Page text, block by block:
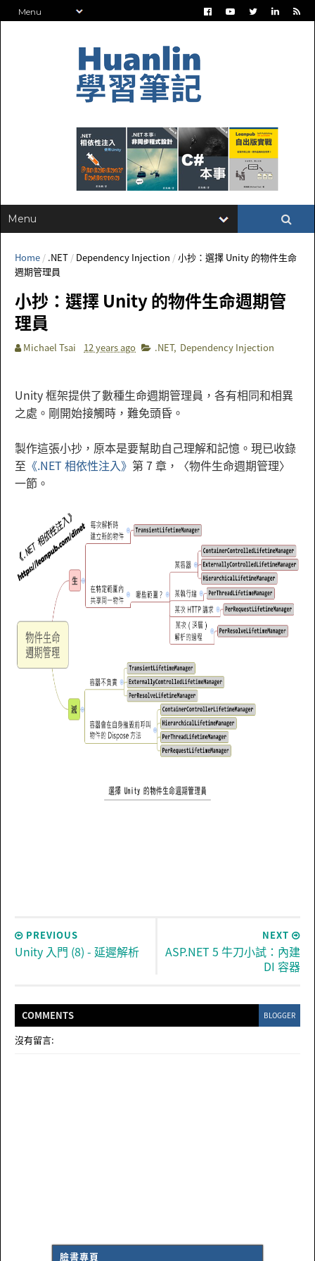
Home / .NET / Dependency Injection /小抄：選擇 Unity 的物件生命
週期管理員
小抄：選擇 Unity 的物件生命週期管
理員
Michael Tsai 12 years ago .NET, Dependency Injection
Unity 框架提供了數種生命週期管理員，各有相同和相異
之處。剛開始接觸時，難免頭昏。
製作這張小抄，原本是要幫助自己理解和記憶。現已收錄
至 《.NET 相依性注入》 第 7 章，〈物件生命週期管理〉
一節。
NEXT
ASP.NET 5 牛刀小試：內建
DI 容器
PREVIOUS
Unity 入門 (8) - 延遲解析
COMMENTS BLOGGER
沒有留言:
臉書專頁